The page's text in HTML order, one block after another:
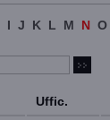
I J K L M N O
Uffic.